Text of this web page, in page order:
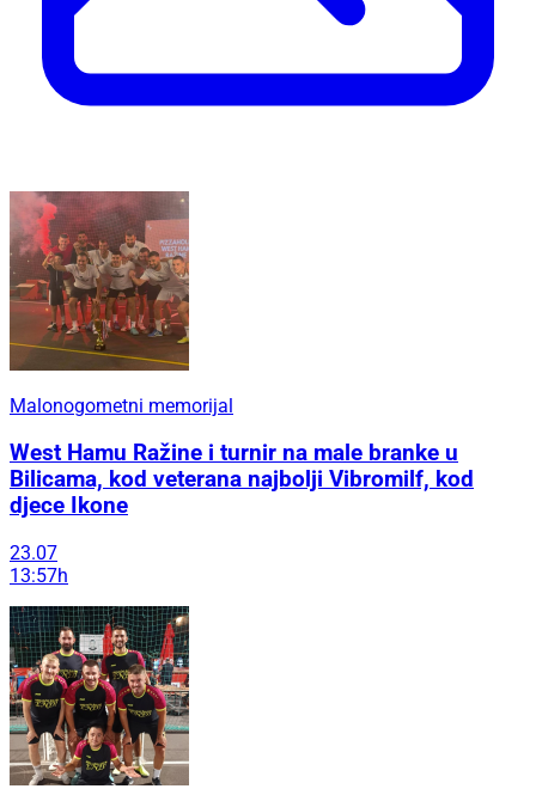
Malonogometni memorijal
West Hamu Ražine i turnir na male branke u
Bilicama, kod veterana najbolji Vibromilf, kod
djece Ikone
23.07
13:57h